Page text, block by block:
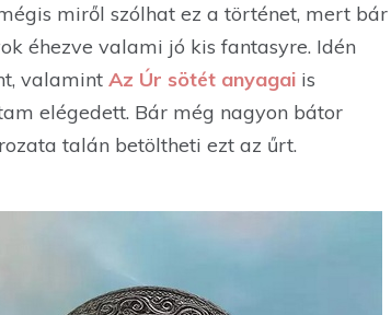
miről szólhat ez a történet, mert bár
éhezve valami jó kis fantasyre. Idén
valamint Az Úr sötét anyagai is
elégedett. Bár még nagyon bátor
talán betöltheti ezt az űrt.